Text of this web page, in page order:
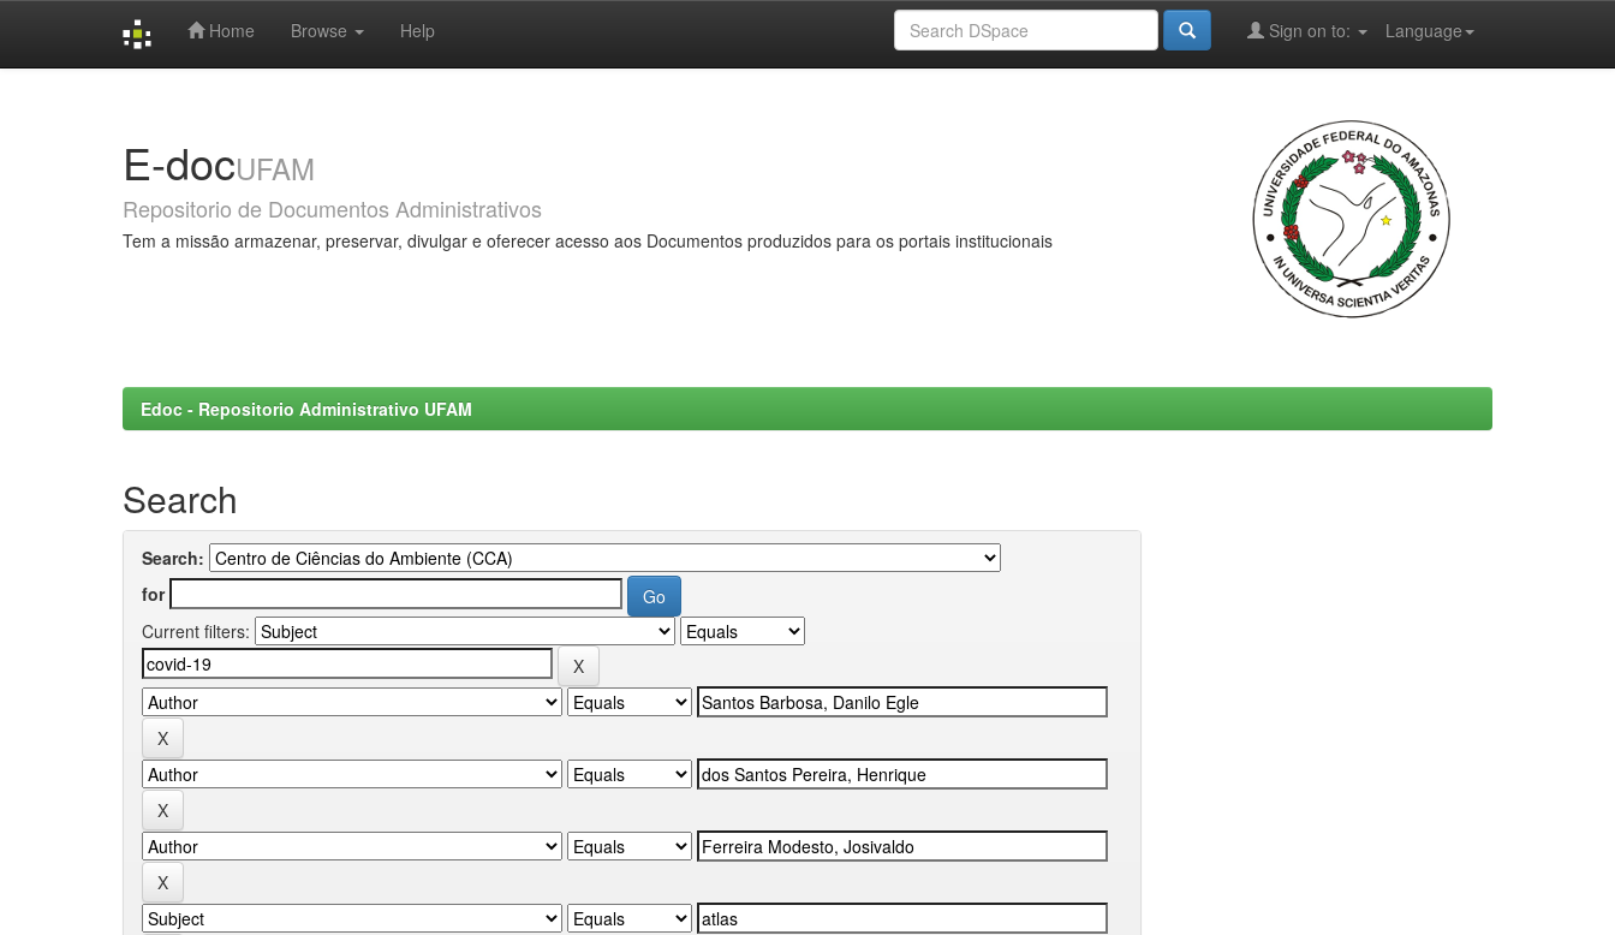
Home Browse Help Language
Sign on to:
E-docUFAM
Repositorio de Documentos Administrativos
Tem a missão armazenar, preservar, divulgar e oferecer acesso aos Documentos produzidos para os portais institucionais
Edoc - Repositorio Administrativo UFAM
Search
Search:
for
Current filters: